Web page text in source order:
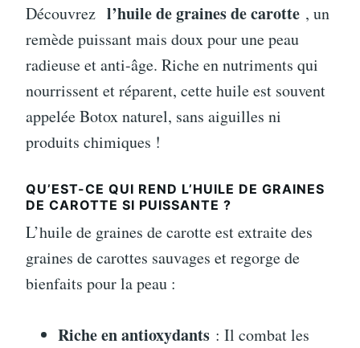
Découvrez l’huile de graines de carotte , un
remède puissant mais doux pour une peau
radieuse et anti-âge. Riche en nutriments qui
nourrissent et réparent, cette huile est souvent
appelée Botox naturel, sans aiguilles ni
produits chimiques !
QU’EST-CE QUI REND L’HUILE DE GRAINES
DE CAROTTE SI PUISSANTE ?
L’huile de graines de carotte est extraite des
graines de carottes sauvages et regorge de
bienfaits pour la peau :
Riche en antioxydants : Il combat les